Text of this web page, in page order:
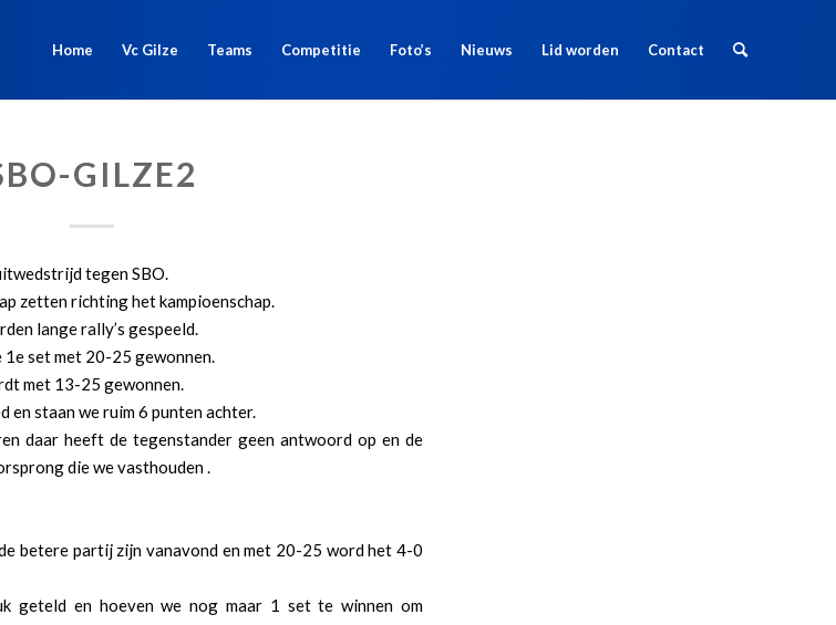
Home Vc Gilze Teams Competitie Foto’s Nieuws Lid worden Contact
GILZE2
tegen SBO.
zetten richting het kampioenschap.
lange rally’s gespeeld.
set met 20-25 gewonnen.
met 13-25 gewonnen.
en staan we ruim 6 punten achter.
daar heeft de tegenstander geen antwoord op en de
die we vasthouden .
betere partij zijn vanavond en met 20-25 word het 4-0
geteld en hoeven we nog maar 1 set te winnen om